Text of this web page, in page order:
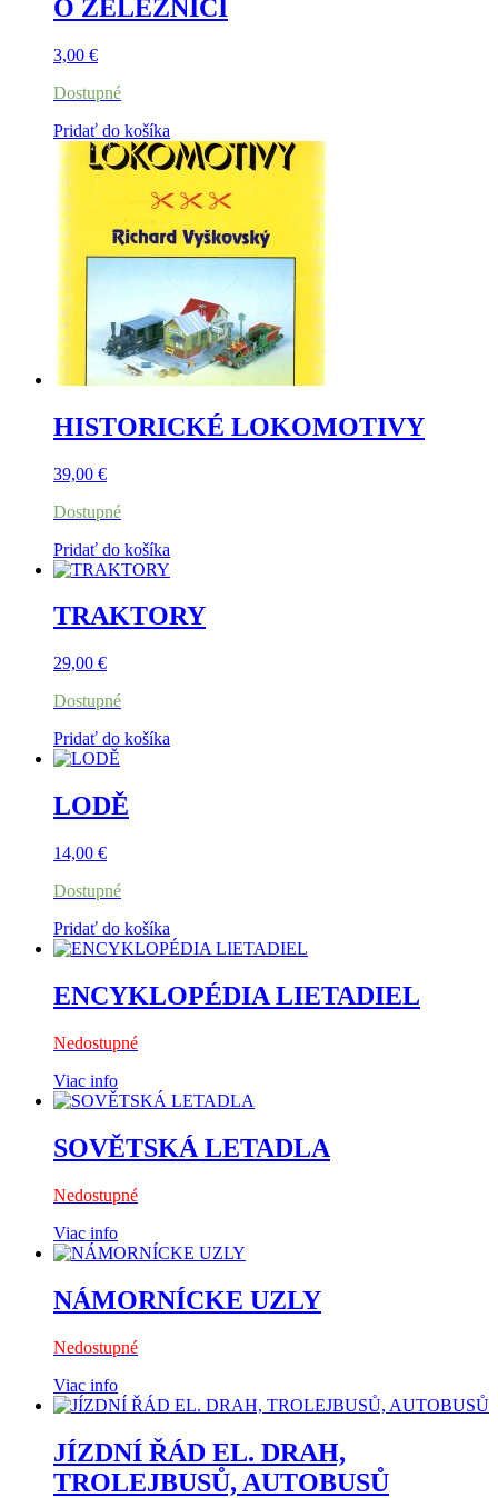
O ŽELEZNICI
3,00 €
Dostupné
Pridať do košíka
HISTORICKÉ LOKOMOTIVY
39,00 €
Dostupné
Pridať do košíka
TRAKTORY
29,00 €
Dostupné
Pridať do košíka
LODĚ
14,00 €
Dostupné
Pridať do košíka
ENCYKLOPÉDIA LIETADIEL
Nedostupné
Viac info
SOVĚTSKÁ LETADLA
Nedostupné
Viac info
NÁMORNÍCKE UZLY
Nedostupné
Viac info
JÍZDNÍ ŘÁD EL. DRAH,
TROLEJBUSŮ, AUTOBUSŮ